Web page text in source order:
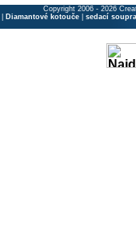
Copyright 2006 - 2026
Diamantové kotouče sedací